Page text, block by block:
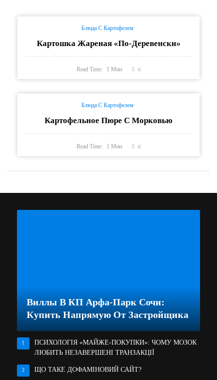
Блюда С Картофелем
Картошка Жареная «По-Деревенски»
Read Time: 1Мин 0
Блюда С Картофелем
Картофельное Пюре С Морковью
Read Time: 1Мин 0
Виллы В КП Арфа-Парк Сочи:
Купить Напрямую От Застройщика
1
ПСИХОЛОГІЯ «МАЙЖЕ-ПОКУПКИ»: ЧОМУ МОЗОК
ЛЮБИТЬ НЕЗАВЕРШЕНІ ТРАНЗАКЦІЇ
2 ЩО ТАКЕ ДОФАМІНОВИЙ САЙТ?